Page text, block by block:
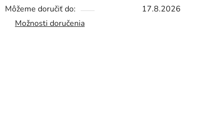
Môžeme doručiť do:
17.8.2026
Možnosti doručenia